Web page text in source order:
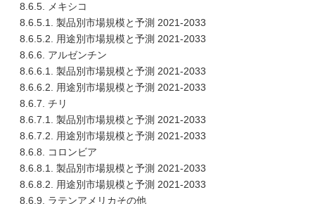
8.6.5. メキシコ
8.6.5.1. 製品別市場規模と予測 2021-2033
8.6.5.2. 用途別市場規模と予測 2021-2033
8.6.6. アルゼンチン
8.6.6.1. 製品別市場規模と予測 2021-2033
8.6.6.2. 用途別市場規模と予測 2021-2033
8.6.7. チリ
8.6.7.1. 製品別市場規模と予測 2021-2033
8.6.7.2. 用途別市場規模と予測 2021-2033
8.6.8. コロンビア
8.6.8.1. 製品別市場規模と予測 2021-2033
8.6.8.2. 用途別市場規模と予測 2021-2033
8.6.9. ラテンアメリカその他